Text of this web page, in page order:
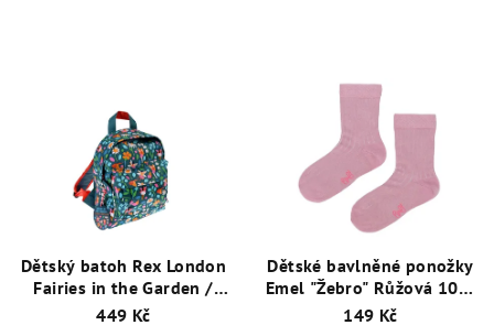
Dětský batoh Rex London
Fairies in the Garden /
Víly v zahradě
449 Kč
Dětské bavlněné ponožky
Emel "Žebro" Růžová 100-
33
149 Kč